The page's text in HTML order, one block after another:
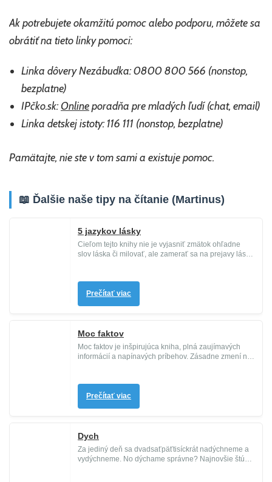
Ak potrebujete okamžitú pomoc alebo podporu, môžete sa
obrátiť na tieto linky pomoci:
Linka dôvery Nezábudka: 0800 800 566 (nonstop,
bezplatne)
IPčko.sk:Onlineporadňa pre mladých ľudí (chat, email)
Linka detskej istoty: 116 111 (nonstop, bezplatne)
Pamätajte, nie ste v tom sami a existuje pomoc.
📖 Ďalšie naše tipy na čítanie (Martinus)
5 jazykov lásky
Cieľom tejto knihy nie je vyjasniť zmätok ohľadne
slov láska či milovať, ale zamerať sa na prejavy lásky,
Prečítať viac
Moc faktov
Moc faktov je inšpirujúca kniha, plná zaujímavých
informácií a napínavých príbehov. Zásadne zmení náš
Prečítať viac
Dych
Za jediný deň sa dvadsaťpäťtisíckrát nadýchneme a
vydýchneme. No dýchame správne? Najnovšie štúdie